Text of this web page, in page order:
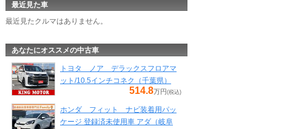
最近見た車
最近見たクルマはありません。
あなたにオススメの中古車
トヨタ ノア デラックスフロアマ
ット/10.5インチコネク（千葉県）
514.8万円(税込)
ホンダ フィット ナビ装着用パッ
ケージ 登録済未使用車 アダ（岐阜